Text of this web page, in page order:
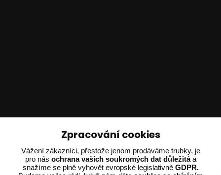
Ing. Adam Dvořák
+420 602 234 254
(Po-Pá 8:00 - 15:00)
Zpracování cookies
Vážení zákazníci, přestože jenom prodáváme trubky, je
pro nás ochrana vašich soukromých dat důležitáa
snažíme se plně vyhovět evropské legislativně GDPR.